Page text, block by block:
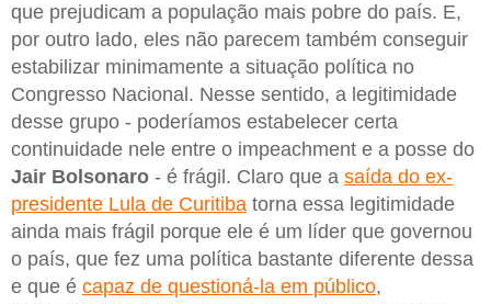
que prejudicam a população mais pobre do país. E,
por outro lado, eles não parecem também conseguir
estabilizar minimamente a situação política no
Congresso Nacional. Nesse sentido, a legitimidade
desse grupo - poderíamos estabelecer certa
continuidade nele entre o impeachment e a posse do
Jair Bolsonaro - é frágil. Claro que a saída do ex-
presidente Lula de Curitiba torna essa legitimidade
ainda mais frágil porque ele é um líder que governou
o país, que fez uma política bastante diferente dessa
e que é capaz de questioná-la em público,